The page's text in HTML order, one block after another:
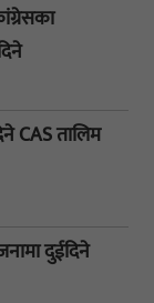
CAS तालिम
दुईदिने